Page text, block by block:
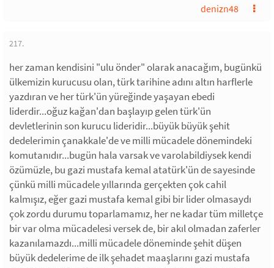
denizn48
217.
her zaman kendisini "ulu önder" olarak anacağım, bugünkü
ülkemizin kurucusu olan, türk tarihine adını altın harflerle
yazdıran ve her türk'ün yüreğinde yaşayan ebedi
liderdir...oğuz kağan'dan başlayıp gelen türk'ün
devletlerinin son kurucu lideridir...büyük büyük şehit
dedelerimin çanakkale'de ve milli mücadele dönemindeki
komutanıdır...bugün hala varsak ve varolabildiysek kendi
özümüzle, bu gazi mustafa kemal atatürk'ün de sayesinde
çünkü milli mücadele yıllarında gerçekten çok cahil
kalmışız, eğer gazi mustafa kemal gibi bir lider olmasaydı
çok zordu durumu toparlamamız, her ne kadar tüm milletçe
bir var olma mücadelesi versek de, bir akıl olmadan zaferler
kazanılamazdı...milli mücadele döneminde şehit düşen
büyük dedelerime de ilk şehadet maaşlarını gazi mustafa